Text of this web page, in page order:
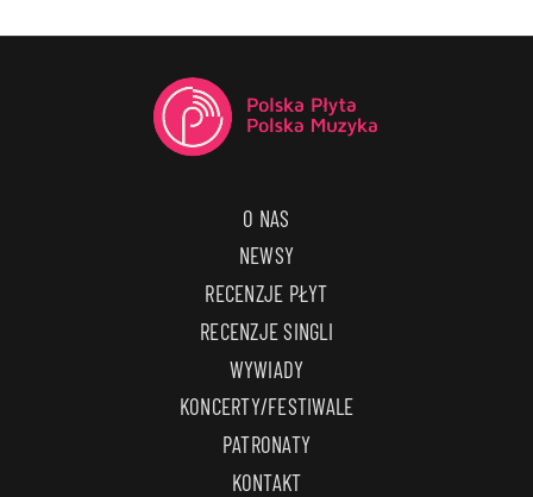
O NAS
NEWSY
RECENZJE PŁYT
RECENZJE SINGLI
WYWIADY
KONCERTY/FESTIWALE
PATRONATY
KONTAKT